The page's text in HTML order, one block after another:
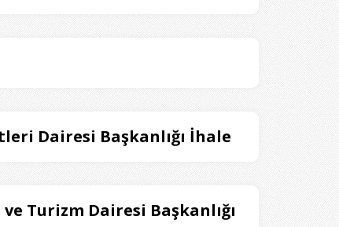
Dairesi Başkanlığı İhale
Turizm Dairesi Başkanlığı